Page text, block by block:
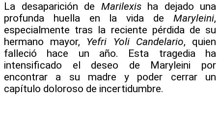
La desaparición de Marilexisha dejado una
profunda huella en la vida de Maryleini,
especialmente tras la reciente pérdida de su
hermano mayor, Yefri Yoli Candelario, quien
falleció hace un año. Esta tragedia ha
intensificado el deseo de Maryleini por
encontrar a su madre y poder cerrar un
capítulo doloroso de incertidumbre.